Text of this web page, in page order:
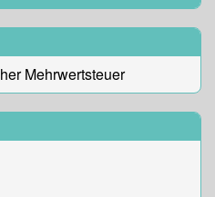
Mehrwertsteuer